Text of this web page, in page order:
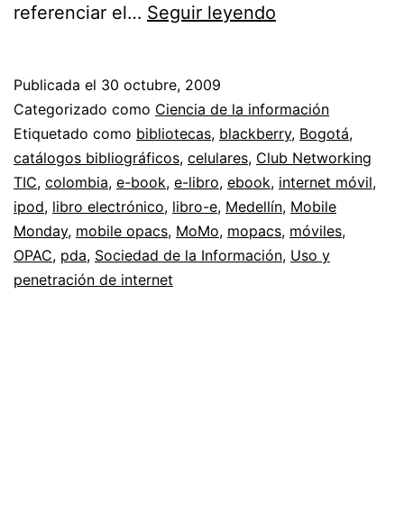
referenciar el… Seguir leyendo
en
OPACs
para
móviles
o
mopacs
Publicada el 30 octubre, 2009
Categorizado como Ciencia de la información
Etiquetado como bibliotecas, blackberry, Bogotá,
catálogos bibliográficos, celulares, Club Networking
TIC, colombia, e-book, e-libro, ebook, internet móvil,
ipod, libro electrónico, libro-e, Medellín, Mobile
Monday, mobile opacs, MoMo, mopacs, móviles,
OPAC, pda, Sociedad de la Información, Uso y
penetración de internet